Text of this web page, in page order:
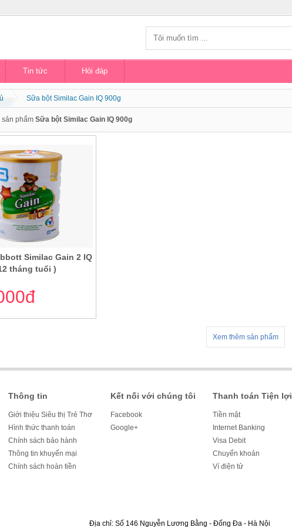
Tin tức Hỏi đáp
Sữa bột Similac Gain IQ 900g
sản phẩm Sữa bột Similac Gain IQ 900g
Similac Gain 2 IQ
tháng tuổi )
Xem thêm sản phẩm
Thông tin
Giới thiệu Siêu thị Trẻ Thơ
Hình thức thanh toán
Chính sách bảo hành
Thông tin khuyến mại
Chính sách hoàn tiền
Kết nối với chúng tôi
Facebook
Google+
Thanh toán Tiện lợi
Tiền mặt
Internet Banking
Visa Debit
Chuyển khoản
Ví điện tử
Địa chỉ: Số 146 Nguyễn Lương Bằng - Đống Đa - Hà Nội